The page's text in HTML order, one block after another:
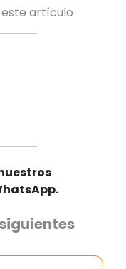
artículo